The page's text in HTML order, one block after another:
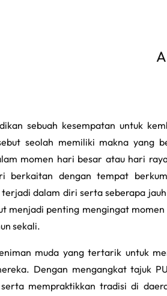
sebuah kesempatan untuk
seolah memiliki makna yang
momen hari besar atau hari
dengan tempat
dalam diri serta seberapa
menjadi penting mengingat momen
sekali.
muda yang tertarik untuk
Dengan mengangkat tajuk
mempraktikkan tradisi di